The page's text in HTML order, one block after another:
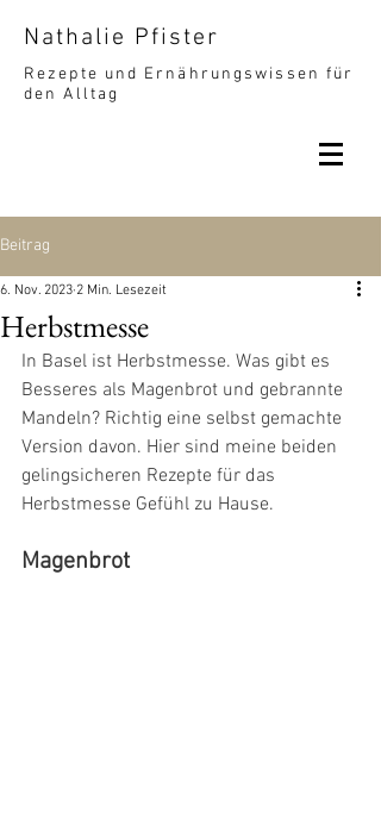
Nathalie Pfister
Rezepte und Ernährungswissen für
den Alltag
Beitrag
Herbstmesse
6. Nov. 2023 2 Min. Lesezeit
In Basel ist Herbstmesse. Was gibt es
Besseres als Magenbrot und gebrannte
Mandeln? Richtig eine selbst gemachte
Version davon. Hier sind meine beiden
gelingsicheren Rezepte für das
Herbstmesse Gefühl zu Hause.
Magenbrot